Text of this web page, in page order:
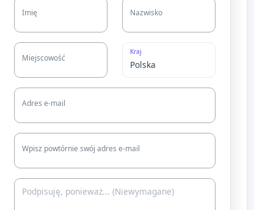
Imię Nazwisko
Miejscowość
Kraj
Adres e-mail
Wpisz powtórnie swój adres e-mail